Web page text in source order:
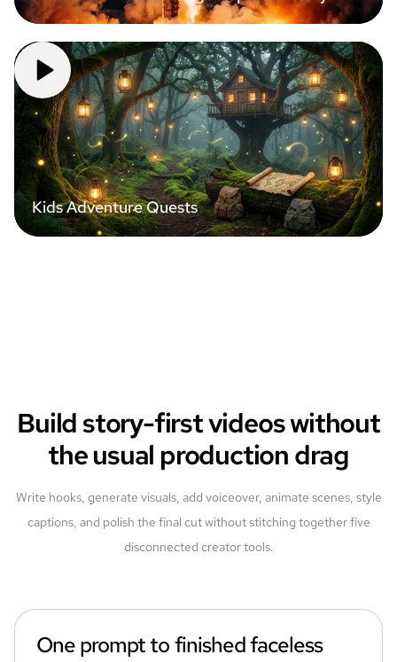
Kids Adventure Quests
Build story-first videos without
the usual production drag
Write hooks, generate visuals, add voiceover, animate scenes, style
captions, and polish the final cut without stitching together five
disconnected creator tools.
One prompt to finished faceless